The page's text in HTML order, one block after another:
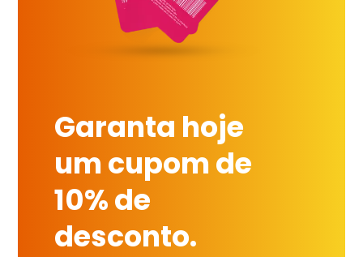
Garanta hoje
um cupom de
10% de
desconto.